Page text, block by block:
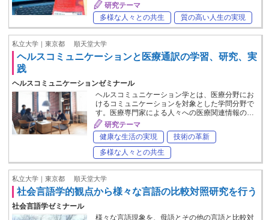
研究テーマ
多様な人々との共生
質の高い人生の実現
私立大学｜東京都 順天堂大学
ヘルスコミュニケーションと医療通訳の学習、研究、実
践
ヘルスコミュニケーションゼミナール
ヘルスコミュニケーション学とは、医療分野にお
けるコミュニケーションを対象とした学問分野で
す。医療専門家による人々への医療関連情報の…
研究テーマ
健康な生活の実現
技術の革新
多様な人々との共生
私立大学｜東京都 順天堂大学
社会言語学的観点から様々な言語の比較対照研究を行う
社会言語学ゼミナール
様々な言語現象を、母語とその他の言語と比較対